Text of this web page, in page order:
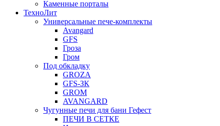
Каменные порталы
ТехноЛит
Универсальные пече-комплекты
Avangard
GFS
Гроза
Гром
Под обкладку
GROZA
GFS-ЗК
GROM
AVANGARD
Чугунные печи для бани Гефест
ПЕЧИ В СЕТКЕ